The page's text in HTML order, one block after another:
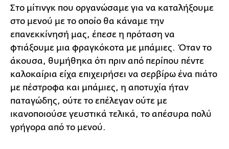
Στο μίτινγκ που οργανώσαμε για να καταλήξουμε
στο μενού με το οποίο θα κάναμε την
επανεκκίνησή μας, έπεσε η πρόταση να
φτιάξουμε μια φραγκόκοτα με μπάμιες. Όταν το
άκουσα, θυμήθηκα ότι πριν από περίπου πέντε
καλοκαίρια είχα επιχειρήσει να σερβίρω ένα πιάτο
με πέστροφα και μπάμιες, η αποτυχία ήταν
παταγώδης, ούτε το επέλεγαν ούτε με
ικανοποιούσε γευστικά τελικά, το απέσυρα πολύ
γρήγορα από το μενού.